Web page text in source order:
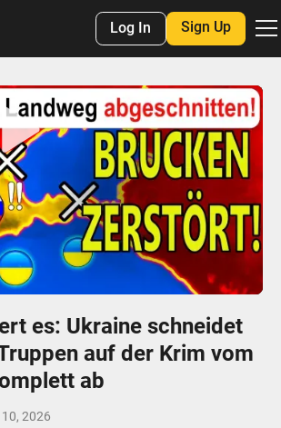
Log In Sign Up
Mute Settings
Enter
es: Ukraine schneidet
auf der Krim vom
ab
2026